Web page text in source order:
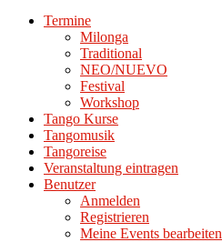
ein-/ausblenden
ein-/ausblenden
Termine
Milonga
Traditional
NEO/NUEVO
Festival
Workshop
Tango Kurse
Tangomusik
Tangoreise
Veranstaltung eintragen
Benutzer
Anmelden
Registrieren
Meine Events bearbeiten